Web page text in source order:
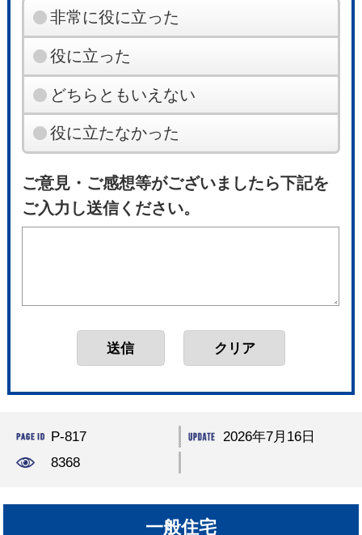
非常に役に立った
役に立った
どちらともいえない
役に立たなかった
ご意見・ご感想等がございましたら下記を
ご入力し送信ください。
P-817
2026年7月16日
8368
一般住宅